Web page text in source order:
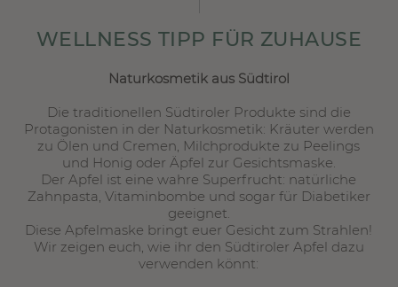
WELLNESS TIPP FÜR ZUHAUSE
Naturkosmetik aus Südtirol
Die traditionellen Südtiroler Produkte sind die
Protagonisten in der Naturkosmetik: Kräuter werden
zu Ölen und Cremen, Milchprodukte zu Peelings
und Honig oder Äpfel zur Gesichtsmaske.
Der Apfel ist eine wahre Superfrucht: natürliche
Zahnpasta, Vitaminbombe und sogar für Diabetiker
geeignet.
Diese Apfelmaske bringt euer Gesicht zum Strahlen!
Wir zeigen euch, wie ihr den Südtiroler Apfel dazu
verwenden könnt: